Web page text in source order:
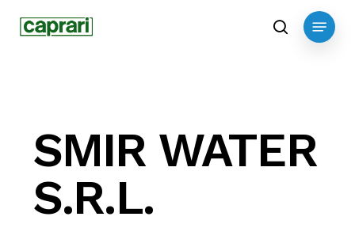
search
Menu
SMIR WATER
S.R.L.